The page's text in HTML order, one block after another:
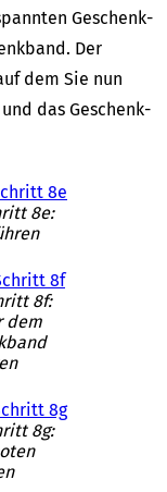
Geschenk­
Der
dem Sie nun
das Geschenk­
8e:
8f:
dem
8g: